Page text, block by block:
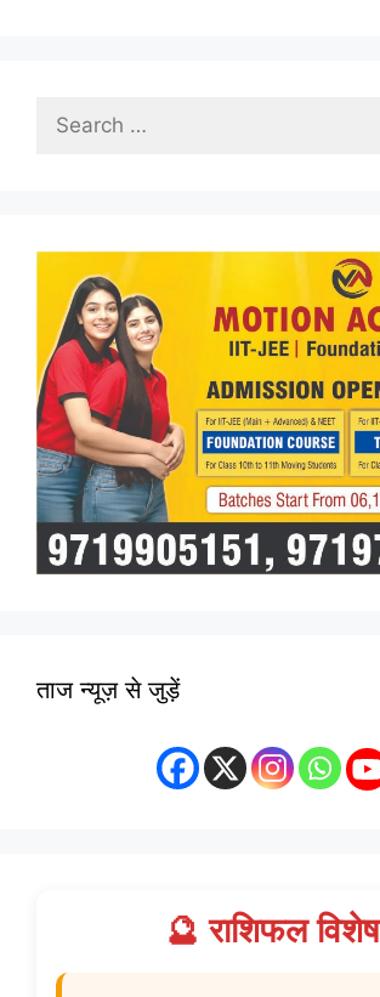
Search
ताज न्यूज़ से जुड़ें
🔮 राशिफल विशेष